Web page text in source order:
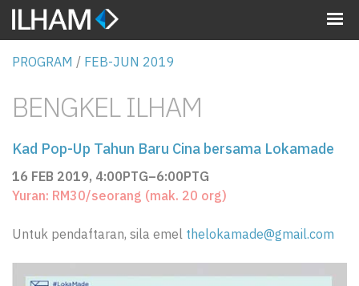
PROGRAM / FEB-JUN 2019
BENGKEL ILHAM
Kad Pop-Up Tahun Baru Cina bersama Lokamade
16 FEB 2019, 4:00PTG–6:00PTG
Yuran: RM30/seorang (mak. 20 org)
Untuk pendaftaran, sila emel thelokamade@gmail.com